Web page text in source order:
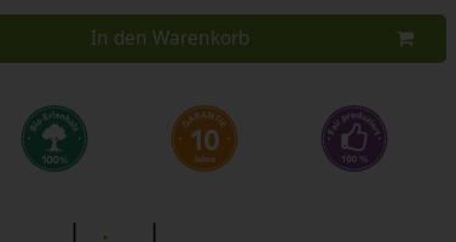
In den Warenkorb